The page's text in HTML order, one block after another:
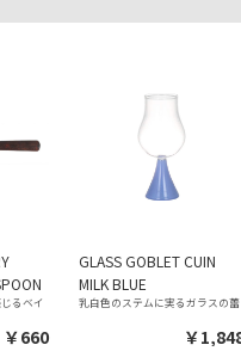
るベイ
￥660
GLASS GOBLET CUIN
MILK BLUE
乳白色のステムに実るガラスの蕾
￥